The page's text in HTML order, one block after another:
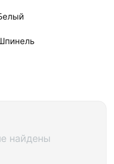
найдены